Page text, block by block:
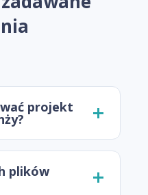
projekt
plików